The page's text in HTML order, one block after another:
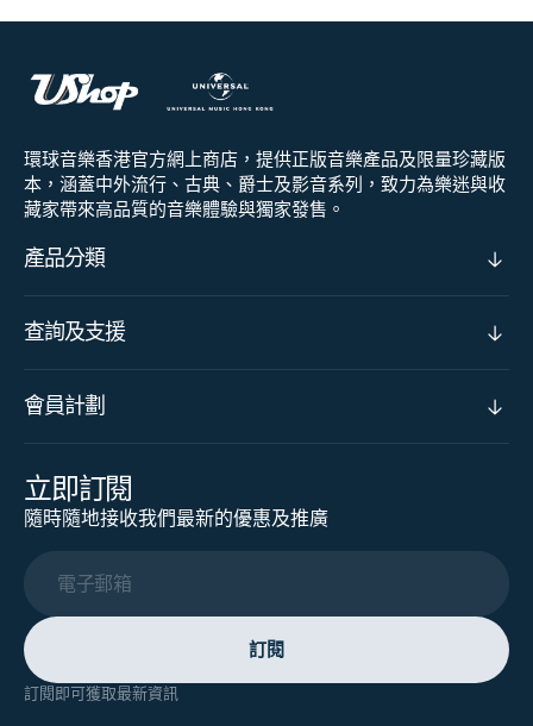
環球音樂香港官方網上商店，提供正版音樂產品及限量珍藏版
本，涵蓋中外流行、古典、爵士及影音系列，致力為樂迷與收
藏家帶來高品質的音樂體驗與獨家發售。
產品分類
查詢及支援
會員計劃
立即訂閱
隨時隨地接收我們最新的優惠及推廣
電子郵箱
訂閱
訂閱即可獲取最新資訊